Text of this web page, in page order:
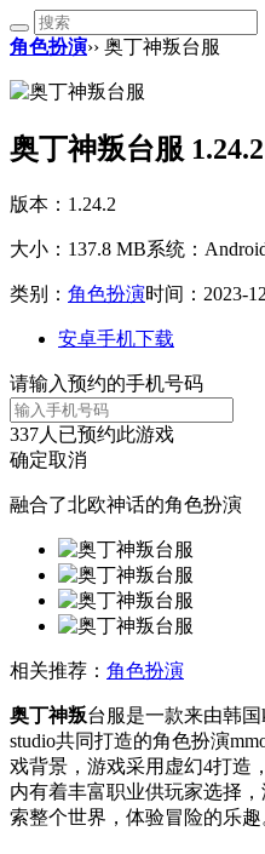
角色扮演›› 奥丁神叛台服
奥丁神叛台服
版本：1.24.2
大小：137.8 MB系统：
类别： 角色扮演时间：2023-
安卓手机下载
请输入预约的手机号码
337人已预约此游戏
确定取消
融合了北欧神话的角色扮演
相关推荐： 角色扮演
奥丁神叛台服是一款来由韩国
studio共同打造的角色扮演
戏背景，游戏采用虚幻4打造
内有着丰富职业供玩家选择
索整个世界，体验冒险的乐趣